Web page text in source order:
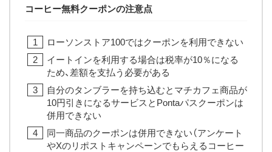
コーヒー無料クーポンの注意点
ローソンストア100ではクーポンを利用できない
イートインを利用する場合は税率が10％になる
ため、差額を支払う必要がある
自分のタンブラーを持ち込むとマチカフェ商品が
10円引きになるサービスとPontaパスクーポンは
併用できない
同一商品のクーポンは併用できない（アンケート
やXのリポストキャンペーンでもらえるコーヒー